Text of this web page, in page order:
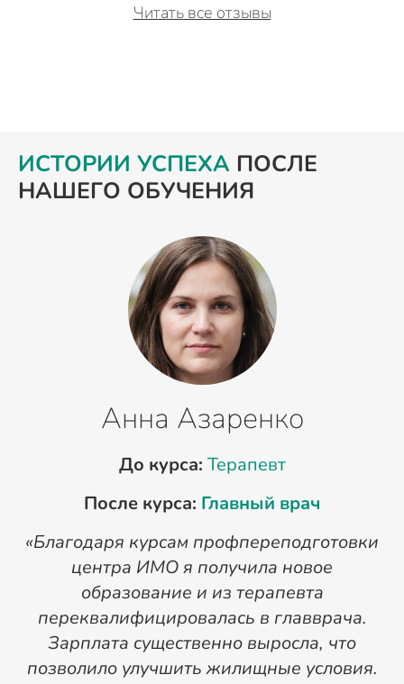
Читать все отзывы
ИСТОРИИ УСПЕХА ПОСЛЕ
НАШЕГО ОБУЧЕНИЯ
Анна Азаренко
До курса: Терапевт
После курса: Главный врач
«Благодаря курсам профпереподготовки
центра ИМО я получила новое
образование и из терапевта
переквалифицировалась в главврача.
Зарплата существенно выросла, что
позволило улучшить жилищные условия.